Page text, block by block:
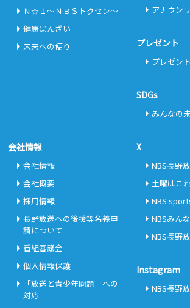
Ｎ☆１～ＮＢＳトクセン～
健康ばんざい
未来への便り
アナウン
プレゼント
プレゼント
SDGs
みんなの
会社情報
会社情報
会社概要
採用情報
長野放送への後援等名義申
請について
番組審議会
個人情報保護
「放送と青少年問題」への
対応
X
NBS長野
土曜はこ
NBS
NBSみん
NBS長野
Instagram
NBS長野